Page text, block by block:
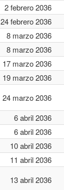
2 febrero 2036
24 febrero 2036
8 marzo 2036
8 marzo 2036
17 marzo 2036
19 marzo 2036
24 marzo 2036
6 abril 2036
6 abril 2036
10 abril 2036
11 abril 2036
13 abril 2036